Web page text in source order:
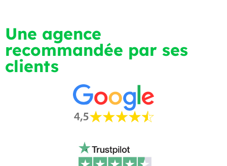
Une agence
recommandée par ses
clients